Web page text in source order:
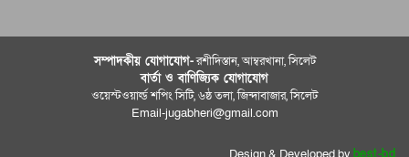
সম্পাদকীয় যােগাযোগ-রশীদিস্তান, আম্বরখানা, সিলেট
বার্তা ও বাণিজ্যিক যোগাযােগ
ওয়েস্টওয়ার্ল্ড শপিং সিটি, ৬ষ্ঠ তলা, জিন্দাবাজার, সিলেট
Email-jugabheri@gmail.com